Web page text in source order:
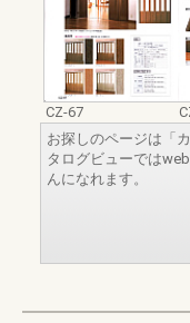
CZ-67
お探しのページは「
タログビューでは
んになれます。